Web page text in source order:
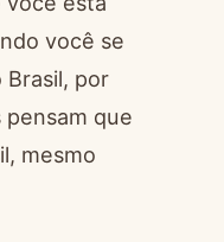
você se
Brasil, por
que
mesmo